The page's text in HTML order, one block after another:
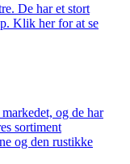
De har et stort
Klik her for at se
og de har
sortiment
og den rustikke